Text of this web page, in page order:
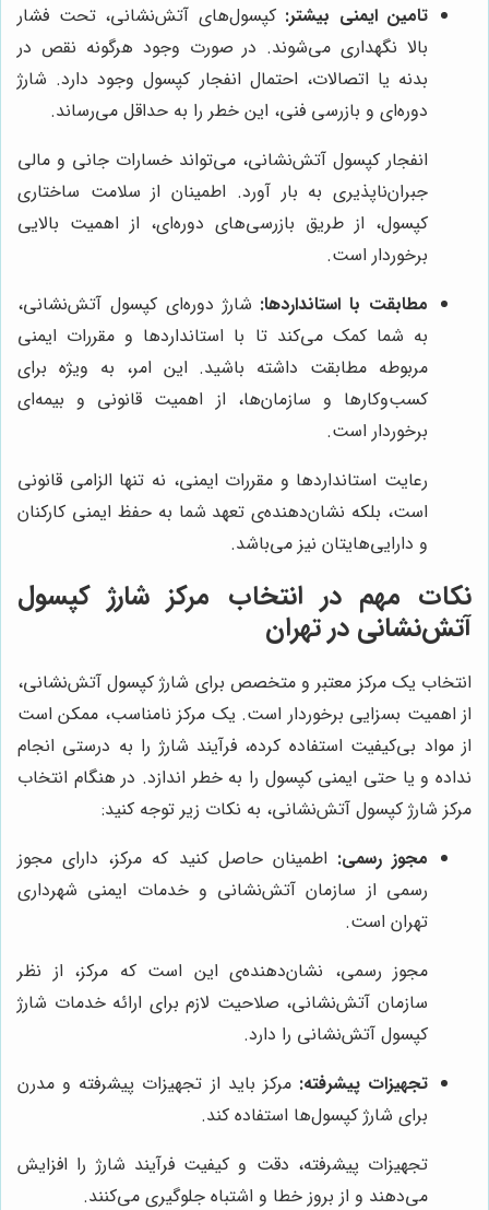
تامین ایمنی بیشتر: کپسول‌های آتش‌نشانی، تحت فشار
بالا نگهداری می‌شوند. در صورت وجود هرگونه نقص در
بدنه یا اتصالات، احتمال انفجار کپسول وجود دارد. شارژ
دوره‌ای و بازرسی فنی، این خطر را به حداقل می‌رساند.
انفجار کپسول آتش‌نشانی، می‌تواند خسارات جانی و مالی
جبران‌ناپذیری به بار آورد. اطمینان از سلامت ساختاری
کپسول، از طریق بازرسی‌های دوره‌ای، از اهمیت بالایی
برخوردار است.
مطابقت با استانداردها: شارژ دوره‌ای کپسول آتش‌نشانی،
به شما کمک می‌کند تا با استانداردها و مقررات ایمنی
مربوطه مطابقت داشته باشید. این امر، به ویژه برای
کسب‌وکارها و سازمان‌ها، از اهمیت قانونی و بیمه‌ای
برخوردار است.
رعایت استانداردها و مقررات ایمنی، نه تنها الزامی قانونی
است، بلکه نشان‌دهنده‌ی تعهد شما به حفظ ایمنی کارکنان
و دارایی‌هایتان نیز می‌باشد.
نکات مهم در انتخاب مرکز شارژ کپسول
آتش‌نشانی در تهران
انتخاب یک مرکز معتبر و متخصص برای شارژ کپسول آتش‌نشانی،
از اهمیت بسزایی برخوردار است. یک مرکز نامناسب، ممکن است
از مواد بی‌کیفیت استفاده کرده، فرآیند شارژ را به درستی انجام
نداده و یا حتی ایمنی کپسول را به خطر اندازد. در هنگام انتخاب
مرکز شارژ کپسول آتش‌نشانی، به نکات زیر توجه کنید:
مجوز رسمی: اطمینان حاصل کنید که مرکز، دارای مجوز
رسمی از سازمان آتش‌نشانی و خدمات ایمنی شهرداری
تهران است.
مجوز رسمی، نشان‌دهنده‌ی این است که مرکز، از نظر
سازمان آتش‌نشانی، صلاحیت لازم برای ارائه خدمات شارژ
کپسول آتش‌نشانی را دارد.
تجهیزات پیشرفته: مرکز باید از تجهیزات پیشرفته و مدرن
برای شارژ کپسول‌ها استفاده کند.
تجهیزات پیشرفته، دقت و کیفیت فرآیند شارژ را افزایش
می‌دهند و از بروز خطا و اشتباه جلوگیری می‌کنند.